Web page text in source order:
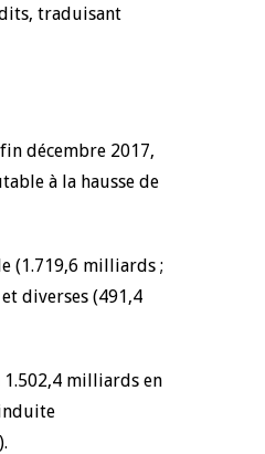
traduisant
décembre 2017,
à la hausse de
(1.719,6 milliards ;
diverses (491,4
milliards en